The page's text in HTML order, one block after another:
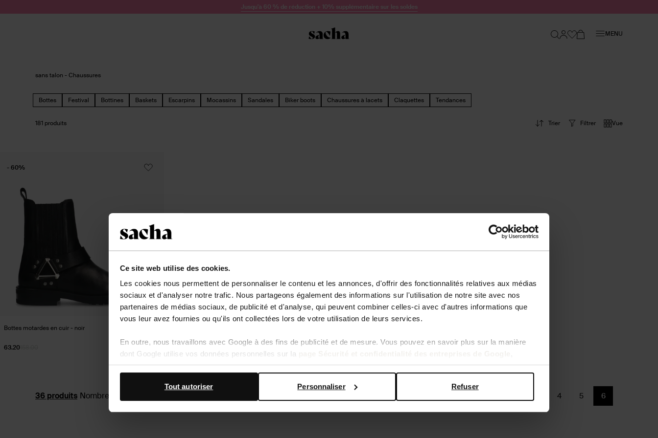
Ce site web utilise des cookies.
Les cookies nous permettent de personnaliser le contenu et les annonces, d'offrir des fonctionnalités relatives aux médias
sociaux et d'analyser notre trafic. Nous partageons également des informations sur l'utilisation de notre site avec nos
partenaires de médias sociaux, de publicité et d'analyse, qui peuvent combiner celles-ci avec d'autres informations que
vous leur avez fournies ou qu'ils ont collectées lors de votre utilisation de leurs services.
En outre, nous travaillons avec Google à des fins de publicité et de mesure. Vous pouvez en savoir plus sur la manière
dont Google utilise vos données personnelles sur la
Refuser
Personnaliser
Tout autoriser
Jusqu'à 60 % de réduction + 10% supplémentaire sur les soldes
MENU
sans talon - Chaussures
Bottes Festival Bottines Baskets Escarpins Mocassins Sandales Biker boots Chaussures à lacets Claquettes Tendances
Filtrer Vue
181 produits Trier
Bottes motardes en cuir - noir
63.20
- 60%
Nombre de produits par page :
Page Précédent
4
Précédent
5
Page actuelle
6